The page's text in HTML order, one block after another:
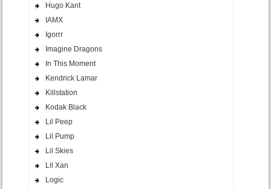
Hugo Kant
IAMX
Igorrr
Imagine Dragons
In This Moment
Kendrick Lamar
Killstation
Kodak Black
Lil Peep
Lil Pump
Lil Skies
Lil Xan
Logic